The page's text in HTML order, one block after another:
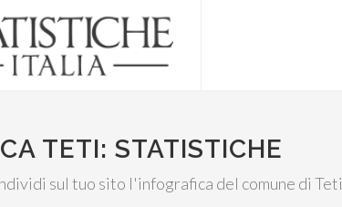
TETI: STATISTICHE
sul tuo sito l'infografica del comune di Teti